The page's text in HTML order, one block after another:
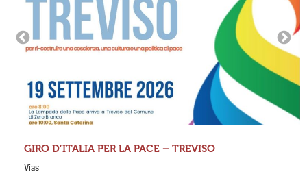
GIRO D’ITALIA PER LA PACE – TREVISO
Vias